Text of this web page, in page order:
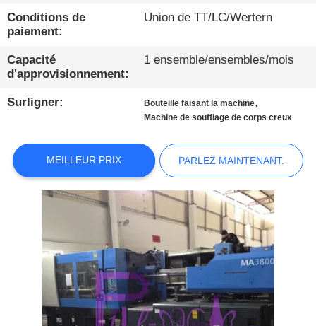
CONTACTEZ-
NOUS
NOUVELLES
PARLEZ
MAINTENANT.
SITE
POLITIQUE
Conditions de
paiement:
Union de TT/LC/Wertern
Capacité
d'approvisionnement:
1 ensemble/ensembles/mois
Surligner: Bouteille faisant la machine,
Machine de soufflage de corps creux
MEILLEUR PRIX PARLEZ MAINTENANT.